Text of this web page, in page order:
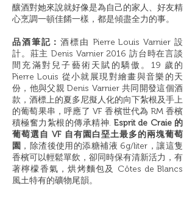
釀酒對她來說就好像是為自己的家人、好友精
心烹調一頓佳餚一樣，都是傾盡全力的事。
品酒筆記：酒標由 Pierre Louis Varnier 設
計。莊主 Denis Varnier 2016 訪台時在言談
間充滿對兒子藝術天賦的驕傲。19 歲的
Pierre Louis 從小就展現對繪畫與音樂的天
份，他與父親 Denis Varnier 共同開發這個酒
款，酒標上的夏多尼擬人化的向下紮根及手上
的葡萄果串，呼應了 VF 香檳世代為 RM 香檳
積極奮力紮根的傳承精神. Esprit de Craie 的
葡萄選自 VF 自有園白堊土最多的兩塊葡萄
園 ，除渣後使用的添糖補液 6g/liter，讓這隻
香檳可以輕鬆單飲，卻同時保有清新活力，有
著檸檬香氣，烘烤麵包及 Côtes de Blancs
風土特有的礦物尾韻。